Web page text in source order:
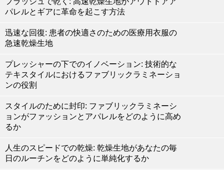
パレルとギアに革命を起こす方法
迅速な回復: 患者の快適さのための医療用衣服の
急速乾燥生地
プレッシャーの下でのイノベーション: 技術的な
テキスタイルにおけるファブリックラミネーショ
ンの役割
スタイルのために封印: ファブリックラミネーシ
ョンがファッションとアパレルをどのように高め
るか
人生のスピードでの乾燥: 乾燥生地があなたの毎
日のルーチンをどのように単純化するか